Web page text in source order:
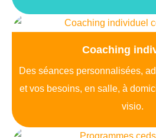
Coaching
Des séances personnalisées,
et vos besoins, en salle, à
visio.